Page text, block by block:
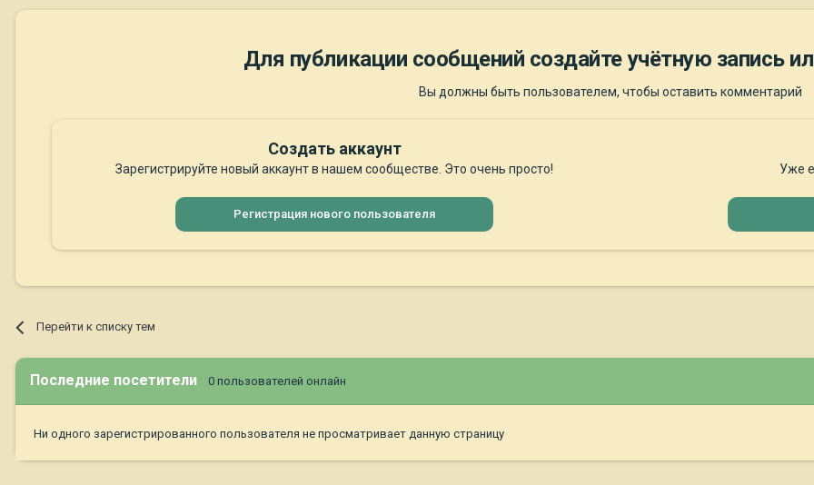
Для публикации сообщений создайте учётную запись
Вы должны быть пользователем, чтобы оставить комментарий
Создать аккаунт
Зарегистрируйте новый аккаунт в нашем сообществе. Это очень просто!
Регистрация нового пользователя
Уже
Перейти к списку тем
Последние посетители 0 пользователей онлайн
Ни одного зарегистрированного пользователя не просматривает данную страницу